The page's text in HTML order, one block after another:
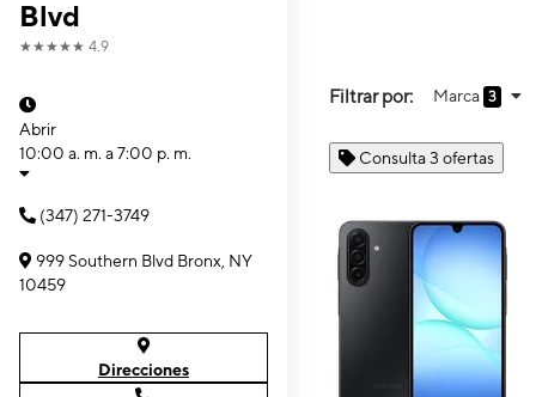
Blvd
★★★★★ 4.9
Abrir
10:00 a. m. a 7:00 p. m.
(347) 271-3749
999 Southern Blvd Bronx, NY
10459
Direcciones
Filtrar por: Marca 3
Consulta 3 ofertas